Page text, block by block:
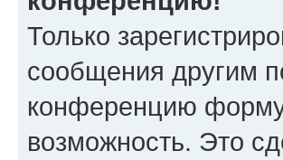
Только
сообщения другим
конференцию
возможность. Это